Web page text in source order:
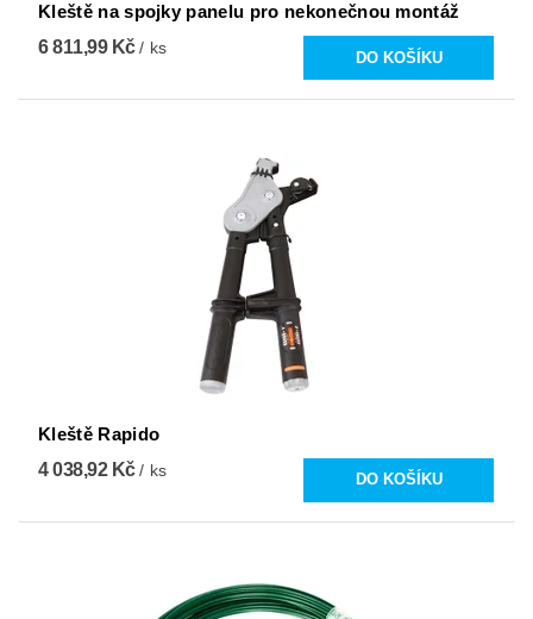
Kleště na spojky panelu pro nekonečnou montáž
6 811,99 Kč/ ks
Kleště Rapido
4 038,92 Kč/ ks